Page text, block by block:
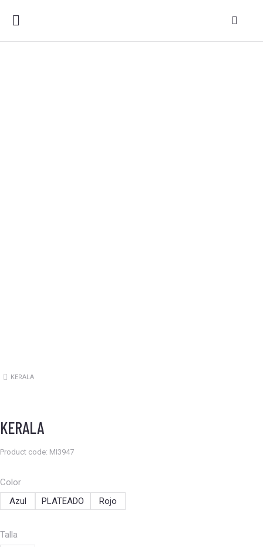
Estás aquí:
KERALA
KERALA
Product code: MI3947
Color
Azul
PLATEADO Rojo
Talla